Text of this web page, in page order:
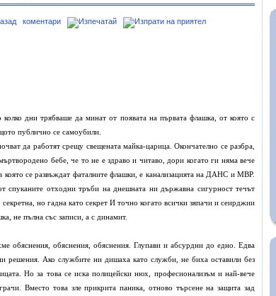
коментари
дни трябваше да минат от появата на първата флашка, от която с
публично се самоубили.
да работят срещу свещената майка-царица. Окончателно се разбра,
бебе, че то не е здраво и читаво, дори когато ги няма вече
се развъждат фаталните флашки, е канализацията на ДАНС и МВР.
отходни тръби на днешната ни държавна сигурност течът
но гадна като секрет И точно когато всички зяпачи и сеирджии
не пълна със записи, а с динамит.
обяснения, обяснения, обяснения. Глупави и абсурдни до едно. Едва
решения. Ако службите ни дишаха като служби, не биха оставили без
Но за това се иска полицейски нюх, професионализъм и най-вече
Вместо това зле прикрита паника, отново търсене на защита зад